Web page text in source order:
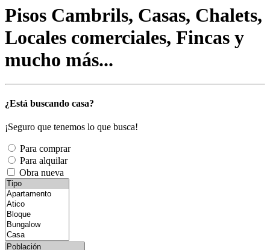
Pisos Cambrils, Casas, Chalets,
Locales comerciales, Fincas y
mucho más...
¿Está buscando casa?
¡Seguro que tenemos lo que busca!
Para comprar
Para alquilar
Obra nueva